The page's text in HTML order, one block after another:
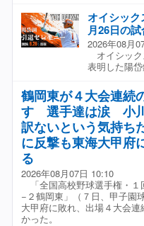
は、「燃え
イメージが
いました。
ょうか。そ
スターズ」
できればと
ニオ猪木が
帥が現役引
なのである
イエ」で再
何でもでき
点を目指そ
することに
よね」と話
ース2026』
スタメン出
ボール2スト
オーバーの2
って、フル
たよ。逆ら
てバッター
昂弥が気づ
方向、基本
ーを放った
フジテレビ
オイシッ
月26日の
2026年08月
オイシック
表明した陽
と発表した
を通じて「
人生を送る
選手として
いても応援
だいた諸先
鶴岡東が４大会連続
す 選手達は涙 小
訳ないという気持ち
に反撃も東海大甲府
る
2026年08月07日 10:10
「全国高校野球選手権・１
−２鶴岡東」（７日、甲子
大甲府に敗れ、出場４大会
かった。